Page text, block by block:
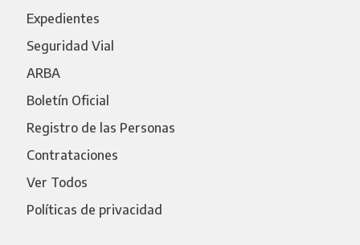
Expedientes
Seguridad Vial
ARBA
Boletín Oficial
Registro de las Personas
Contrataciones
Ver Todos
Políticas de privacidad